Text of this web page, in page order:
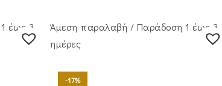
έως 3
Άμεση παραλαβή / Παράδoση 1 έως 3
ημέρες
-17%